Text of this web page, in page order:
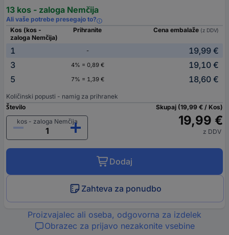
13 kos - zaloga Nemčija
Ali vaše potrebe presegajo to?
Kos (kos -
zaloga Nemčija)
Prihranite Cena embalaže (z DDV)
1 -
19,99 €
3
4% = 0,89 €
19,10 €
5
7% = 1,39 € 18,60 €
Količinski popusti - namig za prihranek
Število
kos - zaloga Nemčija
Skupaj (19,99 € / Kos)
19,99 €
z DDV
Dodaj
Zahteva za ponudbo
Proizvajalec ali oseba, odgovorna za izdelek
Obrazec za prijavo nezakonite vsebine